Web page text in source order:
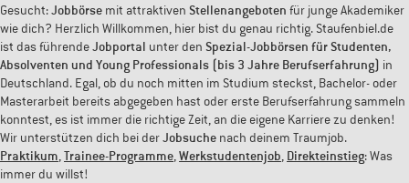
Gesucht:Jobbörse mit attraktiven Stellenangeboten für junge Akademiker
wie dich? Herzlich Willkommen, hier bist du genau richtig. Staufenbiel.de
ist das führendeJobportal unter den Spezial-Jobbörsen für Studenten,
Absolventen und Young Professionals (bis 3 Jahre Berufserfahrung) in
Deutschland. Egal, ob du noch mitten im Studium steckst, Bachelor- oder
Masterarbeit bereits abgegeben hast oder erste Berufserfahrung sammeln
konntest, es ist immer die richtige Zeit, an die eigene Karriere zu denken!
Wir unterstützen dich bei derJobsuche nach deinem Traumjob.
Praktikum Trainee-Programme Werkstudentenjob Direkteinstieg: Was
immer du willst!